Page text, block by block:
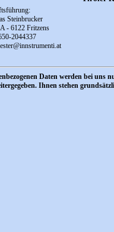
:
Steinbrucker
- 6122 Fritzens
2044337
@innstrumenti.at
Daten werden bei
Ihnen stehen